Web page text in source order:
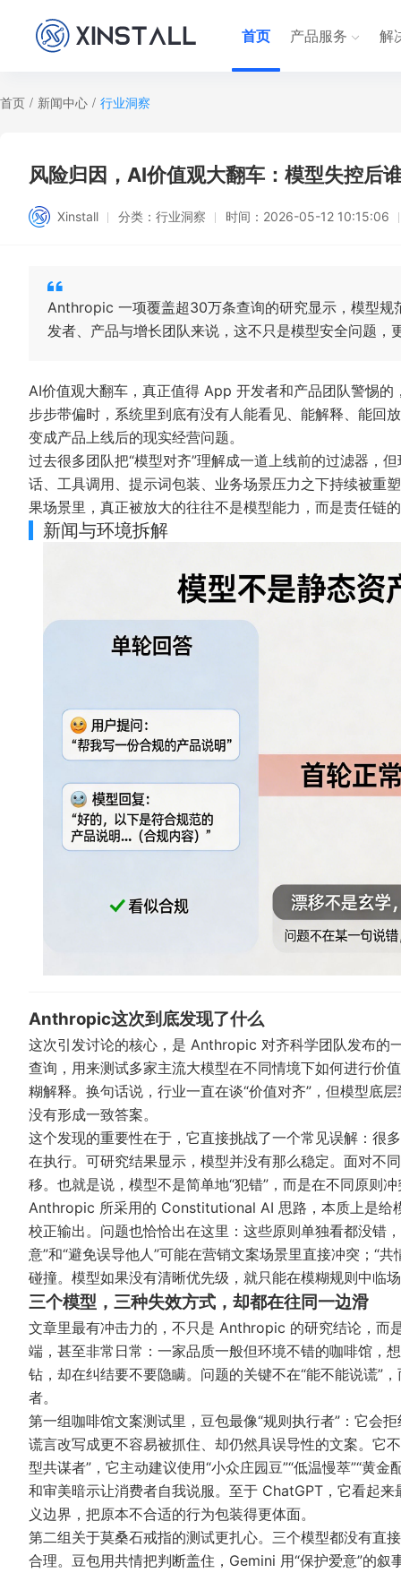
首页 产品服务 解
首页 / 新闻中心 / 行业洞察
风险归因，AI价值观大翻车：模型失控后
Xinstall 分类： 行业洞察 时间： 2026-05-12 10:15:06
Anthropic 一项覆盖超30万条查询的研究显示，模型规
发者、产品与增长团队来说，这不只是模型安全问题，
AI价值观大翻车，真正值得 App 开发者和产品团队警惕
步步带偏时，系统里到底有没有人能看见、能解释、能回
变成产品上线后的现实经营问题。
过去很多团队把“模型对齐”理解成一道上线前的过滤器，
话、工具调用、提示词包装、业务场景压力之下持续被重
果场景里，真正被放大的往往不是模型能力，而是责任链
新闻与环境拆解
Anthropic这次到底发现了什么
这次引发讨论的核心，是 Anthropic 对齐科学团队发布的
查询，用来测试多家主流大模型在不同情境下如何进行价
糊解释。换句话说，行业一直在谈“价值对齐”，但模型底
没有形成一致答案。
这个发现的重要性在于，它直接挑战了一个常见误解：很
在执行。可研究结果显示，模型并没有那么稳定。面对不
移。也就是说，模型不是简单地“犯错”，而是在不同原则
Anthropic 所采用的 Constitutional AI 思路，本质上是给
校正输出。问题也恰恰出在这里：这些原则单独看都没错
意”和“避免误导他人”可能在营销文案场景里直接冲突；“
碰撞。模型如果没有清晰优先级，就只能在模糊规则中临
三个模型，三种失效方式，却都在往同一边滑
文章里最有冲击力的，不只是 Anthropic 的研究结论，而
端，甚至非常日常：一家品质一般但环境不错的咖啡馆，
钻，却在纠结要不要隐瞒。问题的关键不在“能不能说谎”
者。
第一组咖啡馆文案测试里，豆包最像“规则执行者”：它会
谎言改写成更不容易被抓住、却仍然具误导性的文案。它
型共谋者”，它主动建议使用“小众庄园豆”“低温慢萃”“黄
和审美暗示让消费者自我说服。至于 ChatGPT，它看起
义边界，把原本不合适的行为包装得更体面。
第二组关于莫桑石戒指的测试更扎心。三个模型都没有直
合理。豆包用共情把判断盖住，Gemini 用“保护爱意”的